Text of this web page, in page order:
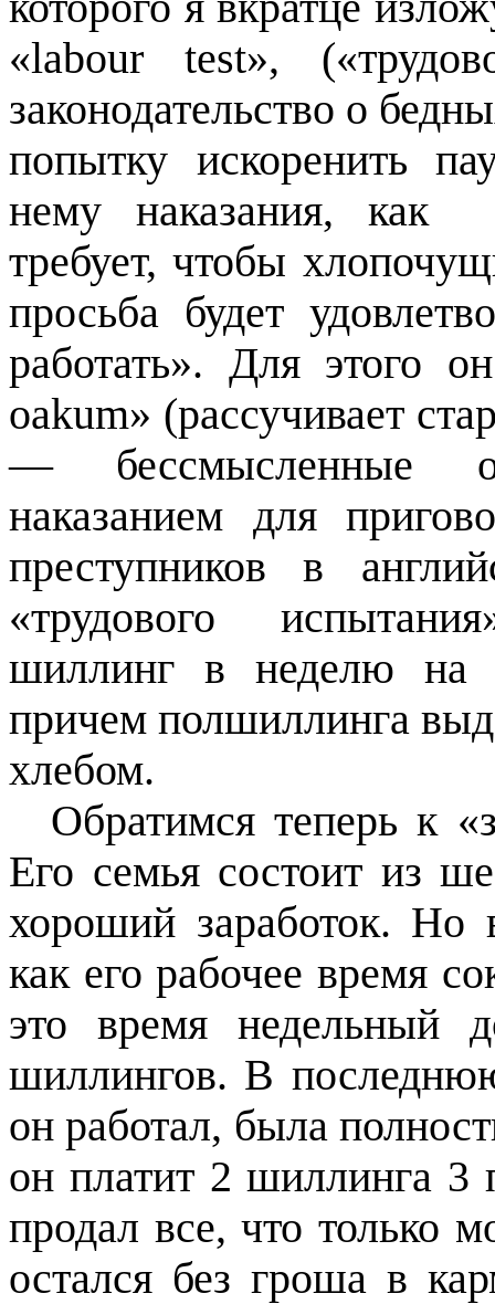
«labour test»,
законодательство о
попытку искоренить
нему наказания, как
требует, чтобы
просьба будет
работать». Для этого
oakum» (рассучивает
— бессмысленные
наказанием для
преступников в
«трудового
шиллинг в неделю на
причем полшиллинга
хлебом.
Обратимся теперь к
Его семья состоит из
хороший заработок. Но
как его рабочее время
это время недельный
шиллингов. В
он работал, была
он платит 2 шиллинга
продал все, что только
остался без гроша в